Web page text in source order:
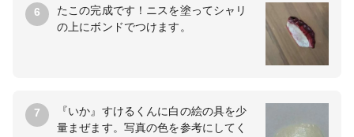
6
たこの完成です！ニスを塗ってシャリ
の上にボンドでつけます。
7
『いか』すけるくんに白の絵の具を少
量まぜます。写真の色を参考にしてく